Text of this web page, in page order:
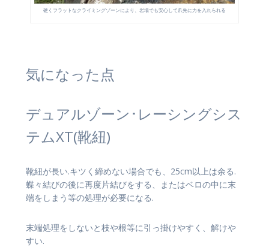
硬くフラットなクライミングゾーンにより、岩場でも安心して爪先に力を入れられる
気になった点
デュアルゾーン･レーシングシス
テムXT(靴紐)
靴紐が長い.キツく締めない場合でも、25cm以上は余る.
蝶々結びの後に再度片結びをする、またはベロの中に末
端をしまう等の処理が必要になる.
末端処理をしないと枝や根等に引っ掛けやすく、解けや
すい.